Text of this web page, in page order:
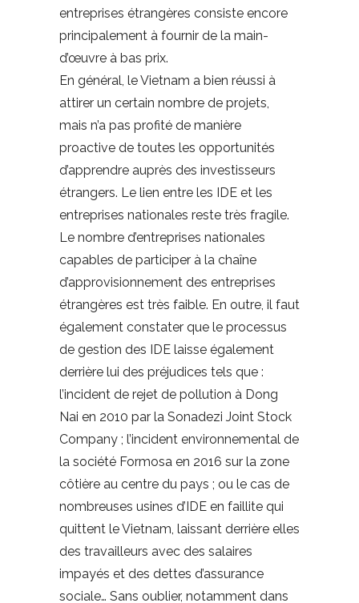
entreprises étrangères consiste encore
principalement à fournir de la main-
d’œuvre à bas prix.
En général, le Vietnam a bien réussi à
attirer un certain nombre de projets,
mais n’a pas profité de manière
proactive de toutes les opportunités
d’apprendre auprès des investisseurs
étrangers. Le lien entre les IDE et les
entreprises nationales reste très fragile.
Le nombre d’entreprises nationales
capables de participer à la chaîne
d’approvisionnement des entreprises
étrangères est très faible. En outre, il faut
également constater que le processus
de gestion des IDE laisse également
derrière lui des préjudices tels que :
l’incident de rejet de pollution à Dong
Nai en 2010 par la Sonadezi Joint Stock
Company ; l’incident environnemental de
la société Formosa en 2016 sur la zone
côtière au centre du pays ; ou le cas de
nombreuses usines d’IDE en faillite qui
quittent le Vietnam, laissant derrière elles
des travailleurs avec des salaires
impayés et des dettes d’assurance
sociale… Sans oublier, notamment dans